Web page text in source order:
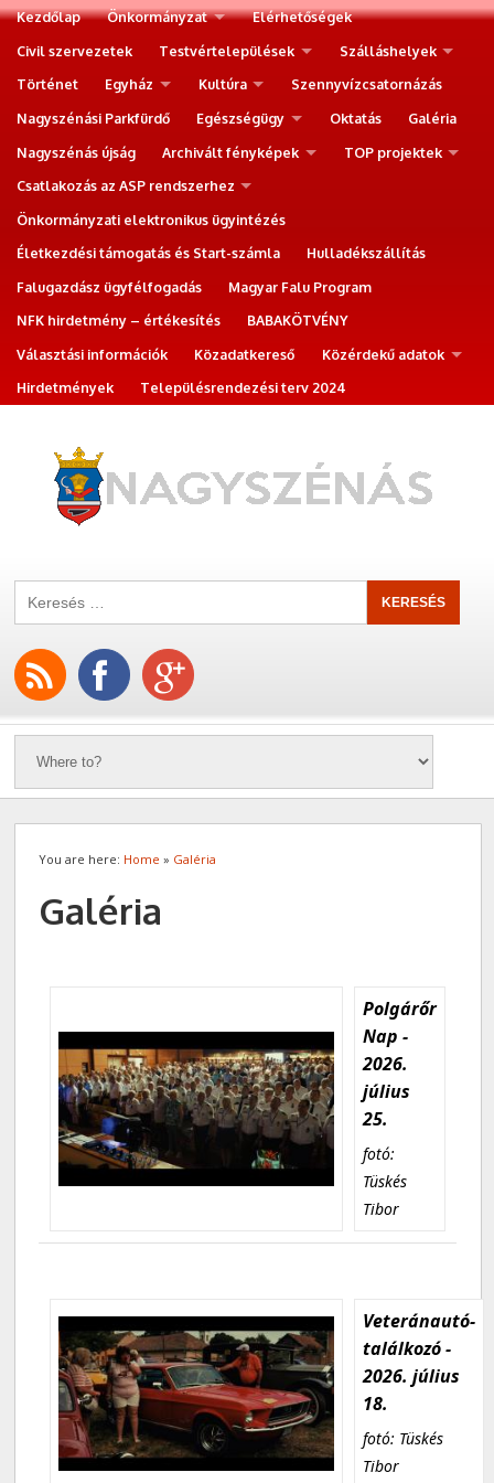
Kezdőlap Önkormányzat
Elérhetőségek
Civil szervezetek
Testvértelepülések
Szálláshelyek
Történet
Egyház Kultúra
Szennyvízcsatornázás
Nagyszénási Parkfürdő
Egészségügy Oktatás
Galéria
Nagyszénás újság
Archivált fényképek
TOP projektek
Csatlakozás az ASP rendszerhez
Önkormányzati elektronikus ügyintézés
Életkezdési támogatás és Start-számla
Hulladékszállítás
Falugazdász ügyfélfogadás
Magyar Falu Program
NFK hirdetmény – értékesítés
BABAKÖTVÉNY
Választási információk
Közadatkereső
Közérdekű adatok
Hirdetmények
Településrendezési terv 2024
You are here: Home » Galéria
Galéria
Polgárőr
Nap -
2026.
július
25.
fotó:
Tüskés
Tibor
Veteránautó-
találkozó -
2026. július
18.
fotó: Tüskés
Tibor